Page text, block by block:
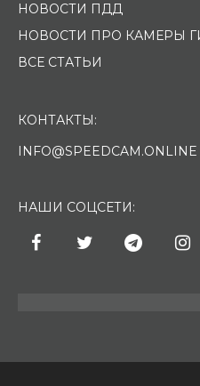
НОВОСТИ ПДД
НОВОСТИ ПРО КАМЕРЫ
ВСЕ СТАТЬИ
КОНТАКТЫ:
INFO@SPEEDCAM.ONLINE
НАШИ СОЦСЕТИ: